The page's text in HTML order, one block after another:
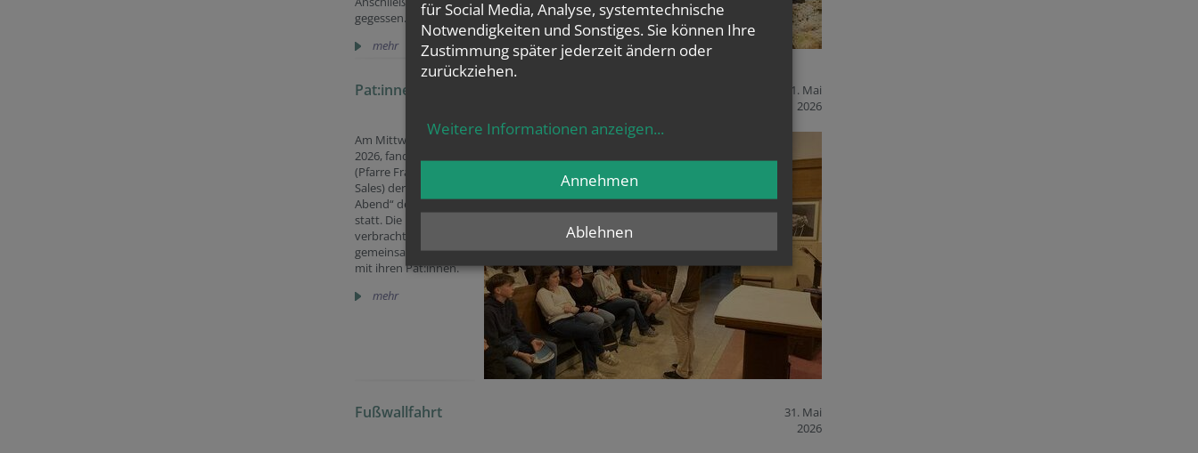
gegessen.
mehr
Pat:innen-Abend
31. Mai
2026
Am Mittwoch, 20. Mai
2026, fand in der Krim
(Pfarre Franz von
Sales) der „Pat:innen-
Abend“ der Firmlinge
statt. Die Firmlinge
verbrachten einen
gemeinsamen Abend
mit ihren Pat:innen.
mehr
Fußwallfahrt
31. Mai
2026
für Social Media, Analyse, systemtechnische
Notwendigkeiten und Sonstiges. Sie können Ihre
Zustimmung später jederzeit ändern oder
zurückziehen.
Weitere Informationen anzeigen...
Ablehnen
Annehmen